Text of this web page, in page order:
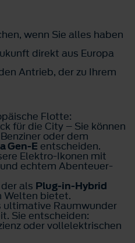
wenn Sie alles haben
direkt aus Europa
Antrieb, der zu Ihrem
Flotte:
für die City – Sie können
oder dem
Gen-E entscheiden.
Elektro-Ikonen mit
echtem Abenteuer-
als Plug-in-Hybrid
Welten bietet.
ultimative Raumwunder
Sie entscheiden:
oder vollelektrischen